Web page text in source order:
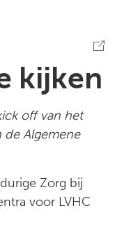
kijken
off van het
de Algemene
Zorg bij
voor LVHC